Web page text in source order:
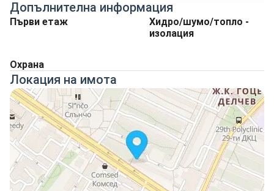
Допълнителна информация
Първи етаж
Хидро/шумо/топло -
изолация
Охрана
Локация на имота